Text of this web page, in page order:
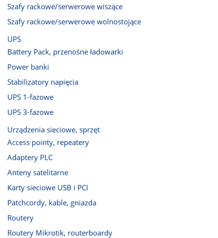
Szafy rackowe/serwerowe wiszące
Szafy rackowe/serwerowe wolnostojące
UPS
Battery Pack, przenośne ładowarki
Power banki
Stabilizatory napięcia
UPS 1-fazowe
UPS 3-fazowe
Urządzenia sieciowe, sprzęt
Access pointy, repeatery
Adaptery PLC
Anteny satelitarne
Karty sieciowe USB i PCI
Patchcordy, kable, gniazda
Routery
Routery Mikrotik, routerboardy